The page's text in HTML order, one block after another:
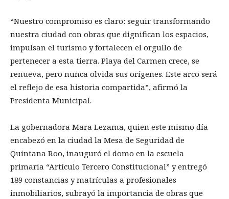
“Nuestro compromiso es claro: seguir transformando
nuestra ciudad con obras que dignifican los espacios,
impulsan el turismo y fortalecen el orgullo de
pertenecer a esta tierra. Playa del Carmen crece, se
renueva, pero nunca olvida sus orígenes. Este arco será
el reflejo de esa historia compartida”, afirmó la
Presidenta Municipal.
La gobernadora Mara Lezama, quien este mismo día
encabezó en la ciudad la Mesa de Seguridad de
Quintana Roo, inauguró el domo en la escuela
primaria “Artículo Tercero Constitucional” y entregó
189 constancias y matrículas a profesionales
inmobiliarios, subrayó la importancia de obras que